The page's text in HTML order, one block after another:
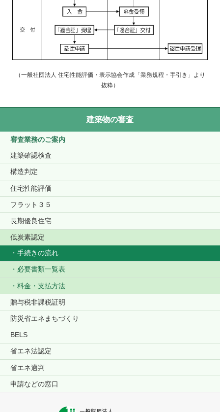
（一般社団法人 住宅性能評価・表示協会作成「業務規程・手引き」より
抜粋）
建築物の審査
審査業務のご案内
建築確認検査
構造判定
住宅性能評価
フラット３５
長期優良住宅
低炭素認定
手続きの流れ
必要書類一覧表
料金・支払方法
贈与税非課税証明
防災省エネまちづくり
BELS
省エネ法認定
省エネ適判
申請などの窓口